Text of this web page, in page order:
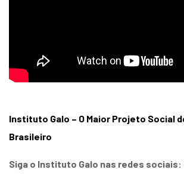
Instituto Galo – O Maior Projeto Social
Brasileiro
Siga o Instituto Galo nas redes